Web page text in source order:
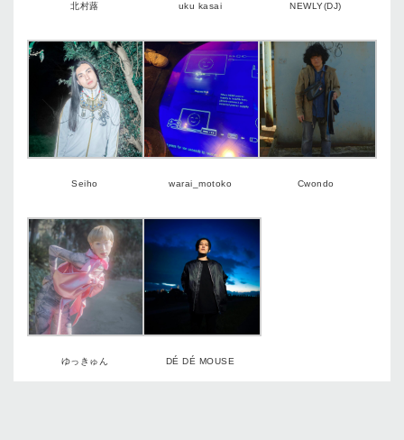
北村蕗 uku kasai NEWLY(DJ)
Seiho warai_motoko Cwondo
ゆっきゅん DÉ DÉ MOUSE